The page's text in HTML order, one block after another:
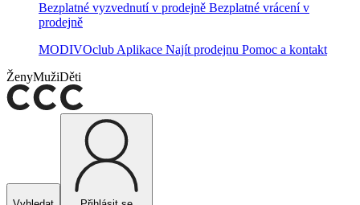
Bezplatné vyzvednutí v prodejně Bezplatné vrácení v
prodejně
MODIVOclub Aplikace Najít prodejnu Pomoc a kontakt
ŽenyMužiDěti